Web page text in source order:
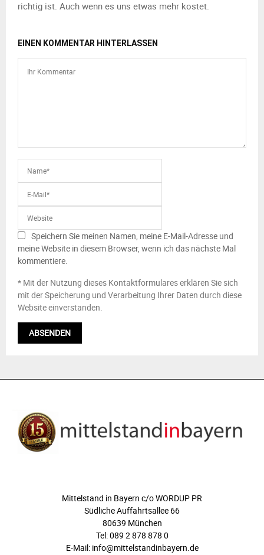
richtig ist. Auch wenn es uns etwas mehr kostet.
EINEN KOMMENTAR HINTERLASSEN
Speichern Sie meinen Namen, meine E-Mail-Adresse und
meine Website in diesem Browser, wenn ich das nächste Mal
kommentiere.
* Mit der Nutzung dieses Kontaktformulares erklären Sie sich
mit der Speicherung und Verarbeitung Ihrer Daten durch diese
Website einverstanden.
Mittelstand in Bayern c/o WORDUP PR
Südliche Auffahrtsallee 66
80639 München
Tel: 089 2 878 878 0
E-Mail: info@mittelstandinbayern.de